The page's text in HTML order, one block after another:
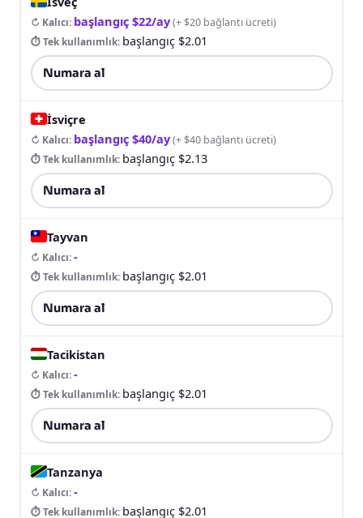
↻ Kalıcı: başlangıç $22/ay(+ $20 bağlantı ücreti)
⏱ Tek kullanımlık: başlangıç $2.01
Numara al
İsviçre
↻ Kalıcı: başlangıç $40/ay(+ $40 bağlantı ücreti)
⏱ Tek kullanımlık: başlangıç $2.13
Numara al
Tayvan
↻ Kalıcı:-
⏱ Tek kullanımlık: başlangıç $2.01
Numara al
Tacikistan
↻ Kalıcı:-
⏱ Tek kullanımlık: başlangıç $2.01
Numara al
Tanzanya
↻ Kalıcı:-
⏱ Tek kullanımlık: başlangıç $2.01